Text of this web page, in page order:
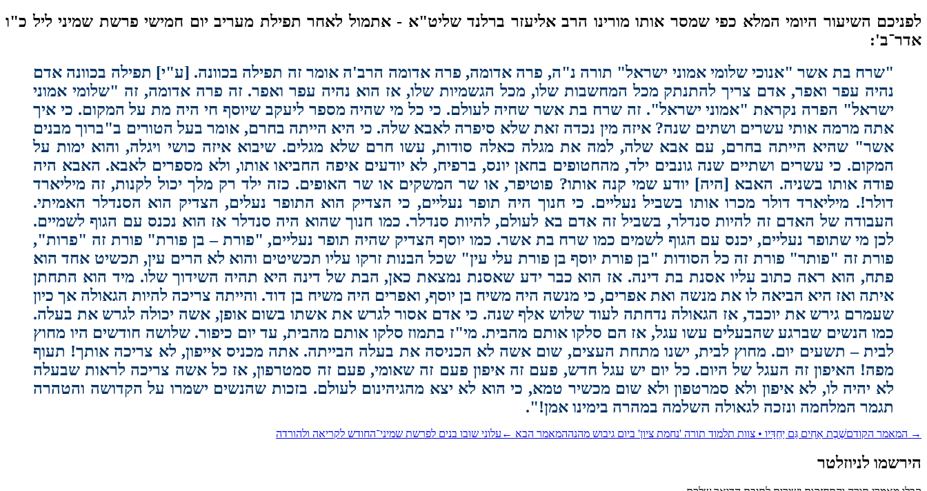
לפניכם השיעור היומי המלא כפי שמסר אותו מורינו הרב אליעזר ברלנד שליט"א - אתמול לאחר תפילת מעריב יום חמישי פרשת שמיני ליל כ"ו
אדר־ב':
"שרח בת אשר "אנוכי שלומי אמוני ישראל" תורה נ"ה, פרה אדומה, פרה אדומה הרב'ה אומר זה תפילה בכוונה. [ע"י] תפילה בכוונה אדם
נהיה עפר ואפר, אדם צריך להתנתק מכל המחשבות שלו, מכל הגשמיות שלו, אז הוא נהיה עפר ואפר. זה פרה אדומה, זה "שלומי אמוני
ישראל" הפרה נקראת "אמוני ישראל". זה שרח בת אשר שחיה לעולם. כי כל מי שהיה מספר ליעקב שיוסף חי היה מת על המקום. כי איך
אתה מרמה אותי עשרים ושתים שנה? איזה מין נכדה זאת שלא סיפרה לאבא שלה. כי היא הייתה בחרם, אומר בעל הטורים ב"ברוך מבנים
אשר" שהיא הייתה בחרם, עם אבא שלה, למה את מגלה כאלה סודות, עשו חרם שלא מגלים. שיבוא איזה כושי ויגלה, והוא ימות על
המקום. כי עשרים ושתיים שנה גונבים ילד, מהחטופים בחאן יונס, ברפיח, לא יודעים איפה החביאו אותו, ולא מספרים לאבא. האבא היה
פודה אותו בשניה. האבא [היה] יודע שמי קנה אותו? פוטיפר, או שר המשקים או שר האופים. כזה ילד רק מלך יכול לקנות, זה מיליארד
דולר!. מיליארד דולר מכרו אותו בשביל נעליים. כי חנוך היה תופר נעליים, כי הצדיק הוא התופר נעלים, הצדיק הוא הסנדלר האמיתי.
העבודה של האדם זה להיות סנדלר, בשביל זה אדם בא לעולם, להיות סנדלר. כמו חנוך שהוא היה סנדלר אז הוא נכנס עם הגוף לשמיים.
לכן מי שתופר נעליים, יכנס עם הגוף לשמים כמו שרח בת אשר. כמו יוסף הצדיק שהיה תופר נעליים, "פורת – בן פורת" פורת זה "פרות",
פורת זה "פותר" פורת זה כל הסודות "בן פורת יוסף בן פורת עלי עין" שכל הבנות זרקו עליו תכשיטים והוא לא הרים עין, תכשיט אחד הוא
פתח, הוא ראה כתוב עליו אסנת בת דינה. אז הוא כבר ידע שאסנת נמצאת כאן, הבת של דינה היא תהיה השידוך שלו. מיד הוא התחתן
איתה ואז היא הביאה לו את מנשה ואת אפרים, כי מנשה היה משיח בן יוסף, ואפרים היה משיח בן דוד. והייתה צריכה להיות הגאולה אך כיון
שעמרם גירש את יוכבד, אז הגאולה נדחתה לעוד שלוש אלף שנה. כי אדם אסור לגרש את אשתו בשום אופן, אשה יכולה לגרש את בעלה.
כמו הנשים שברגע שהבעלים עשו עגל, אז הם סלקו אותם מהבית. מי"ז בתמוז סלקו אותם מהבית, עד יום כיפור. שלושה חודשים היו מחוץ
לבית – תשעים יום. מחוץ לבית, ישנו מתחת העצים, שום אשה לא הכניסה את בעלה הבייתה. אתה מכניס אייפון, לא צריכה אותך! תעוף
מפה! האיפון זה העגל של היום. כל יום יש עגל חדש, פעם זה איפון פעם זה שאומי, פעם זה סמטרפון, אז כל אשה צריכה לראות שבעלה
לא יהיה לו, לא איפון ולא סמרטפון ולא שום מכשיר טמא, כי הוא לא יצא מהגיהינום לעולם. בזכות שהנשים ישמרו על הקדושה והטהרה
תגמר המלחמה ונזכה לגאולה השלמה במהרה בימינו אמן!"‏.
→ המאמר הקודםשֶׁבֶת אַחִים גַּם יַחְדָּיו • צוות תלמוד תורה 'נחמת ציון' ביום גיבוש מהנההמאמר הבא ← עלוני שובו בנים לפרשת שמיני־החודש לקריאה ולהורדה
הירשמו לניוזלטר